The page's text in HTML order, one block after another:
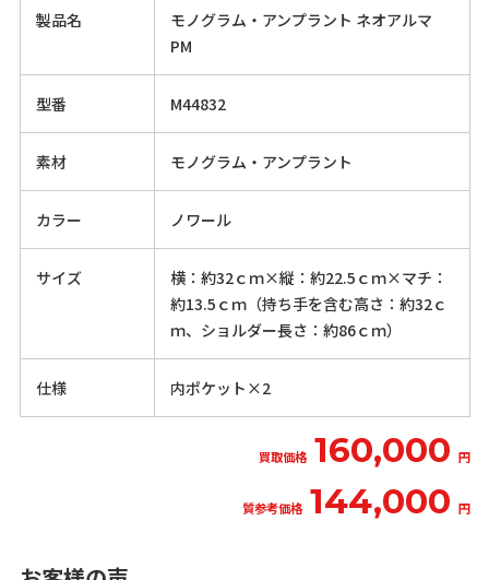
製品名
モノグラム・アンプラント ネオアルマ
PM
型番 M44832
素材 モノグラム・アンプラント
カラー ノワール
サイズ
横：約32ｃｍ×縦：約22.5ｃｍ×マチ：
約13.5ｃｍ（持ち手を含む高さ：約32ｃ
ｍ、ショルダー長さ：約86ｃｍ）
仕様 内ポケット×2
買取価格 160,000 円
質参考価格 144,000 円